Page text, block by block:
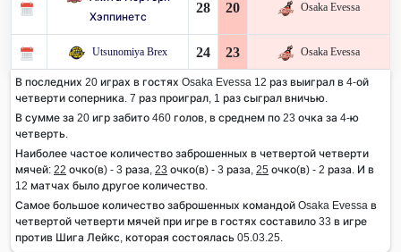
Хэппинетс
28 20 Osaka Evessa
Utsunomiya Brex 24 23 Osaka Evessa
В последних 20 играх в гостях Osaka Evessa 12 раз выиграл в 4-ой
четверти соперника. 7 раз проиграл, 1 раз сыграл вничью.
В сумме за 20 игр забито 460 голов, в среднем по 23 очка за 4-ю
четверть.
Наиболее частое количество заброшенных в четвертой четверти
мячей: 22 очко(в) - 3 раза, 23 очко(в) - 3 раза, 25 очко(в) - 2 раза. И в
12 матчах было другое количество.
Самое большое количество заброшенных командой Osaka Evessa в
четвертой четверти мячей при игре в гостях составило 33 в игре
против Шига Лейкс, которая состоялась 05.03.25.